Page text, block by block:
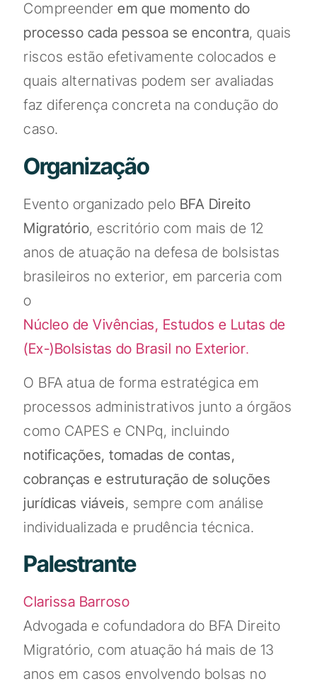
Compreender em que momento do
processo cada pessoa se encontra, quais
riscos estão efetivamente colocados e
quais alternativas podem ser avaliadas
faz diferença concreta na condução do
caso.
Organização
Evento organizado pelo BFA Direito
Migratório, escritório com mais de 12
anos de atuação na defesa de bolsistas
brasileiros no exterior, em parceria com
o
Núcleo de Vivências, Estudos e Lutas de
(Ex-)Bolsistas do Brasil no Exterior.
O BFA atua de forma estratégica em
processos administrativos junto a órgãos
como CAPES e CNPq, incluindo
notificações, tomadas de contas,
cobranças e estruturação de soluções
jurídicas viáveis, sempre com análise
individualizada e prudência técnica.
Palestrante
Clarissa Barroso
Advogada e cofundadora do BFA Direito
Migratório, com atuação há mais de 13
anos em casos envolvendo bolsas no